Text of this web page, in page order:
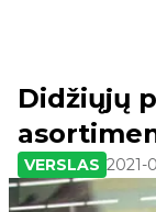
Didžiųjų
VERSLAS 2021-